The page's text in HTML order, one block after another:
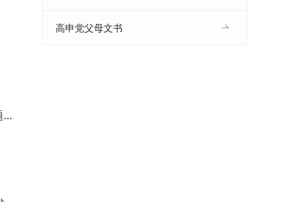
高申党父母文书